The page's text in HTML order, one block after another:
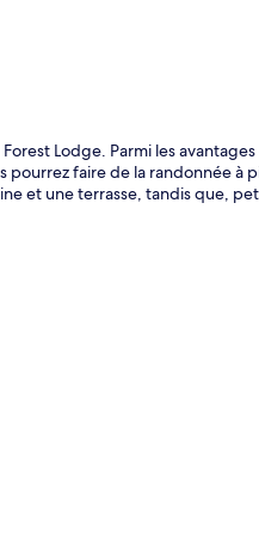
Lodge. Parmi les
faire de la randonnée à
et une terrasse, tandis que,